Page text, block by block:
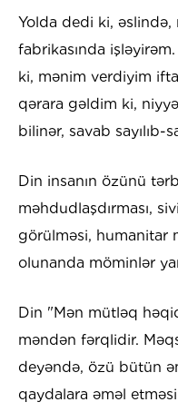
Yolda dedi ki,
fabrikasında
ki, mənim verdiyim
qərara gəldim ki,
bilinər, savab sayılıb-
Din insanın özünü
məhdudlaşdırması,
görülməsi, humanitar
olunanda möminlər
Din "Mən mütləq
məndən fərqlidir.
deyəndə, özü bütün
qaydalara əməl